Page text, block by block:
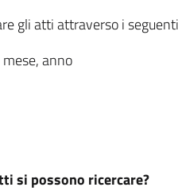
gli atti attraverso i
anno
si possono ricercare?